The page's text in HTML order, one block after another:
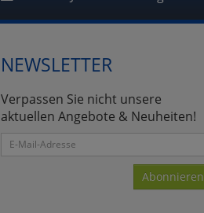
NEWSLETTER
Verpassen Sie nicht unsere
aktuellen Angebote & Neuheiten!
Abonnieren